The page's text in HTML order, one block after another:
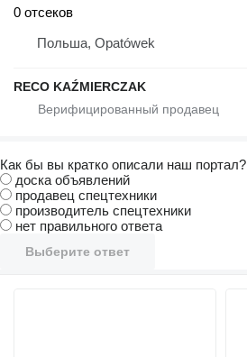
0 отсеков
Польша, Opatówek
RECO KAŹMIERCZAK
Как бы вы кратко описали наш портал?
доска объявлений
продавец спецтехники
производитель спецтехники
нет правильного ответа
Выберите ответ